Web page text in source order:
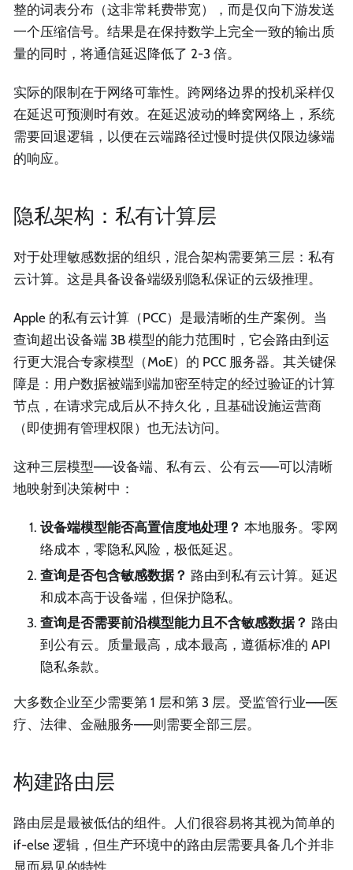
整的词表分布（这非常耗费带宽），而是仅向下游发送
一个压缩信号。结果是在保持数学上完全一致的输出质
量的同时，将通信延迟降低了 2-3 倍。
实际的限制在于网络可靠性。跨网络边界的投机采样仅
在延迟可预测时有效。在延迟波动的蜂窝网络上，系统
需要回退逻辑，以便在云端路径过慢时提供仅限边缘端
的响应。
隐私架构：私有计算层
对于处理敏感数据的组织，混合架构需要第三层：私有
云计算。这是具备设备端级别隐私保证的云级推理。
Apple 的私有云计算（PCC）是最清晰的生产案例。当
查询超出设备端 3B 模型的能力范围时，它会路由到运
行更大混合专家模型（MoE）的 PCC 服务器。其关键保
障是：用户数据被端到端加密至特定的经过验证的计算
节点，在请求完成后从不持久化，且基础设施运营商
（即使拥有管理权限）也无法访问。
这种三层模型——设备端、私有云、公有云——可以清晰
地映射到决策树中：
设备端模型能否高置信度地处理？ 本地服务。零网
络成本，零隐私风险，极低延迟。
查询是否包含敏感数据？ 路由到私有云计算。延迟
和成本高于设备端，但保护隐私。
查询是否需要前沿模型能力且不含敏感数据？ 路由
到公有云。质量最高，成本最高，遵循标准的 API
隐私条款。
大多数企业至少需要第 1 层和第 3 层。受监管行业——医
疗、法律、金融服务——则需要全部三层。
构建路由层
路由层是最被低估的组件。人们很容易将其视为简单的
if-else 逻辑，但生产环境中的路由层需要具备几个并非
显而易见的特性。